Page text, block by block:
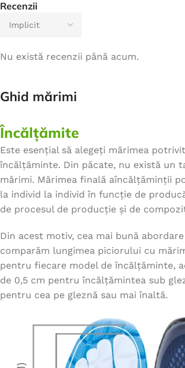
Recenzii
Nu există recenzii până acum.
Ghid mărimi
Încălțămite
Este esențial să alegeți mărimea
încălțăminte. Din păcate, nu există un
mărimi. Mărimea finală aîncălțăminții
la individ la individ în funcție de
de procesul de producție și de
Din acest motiv, cea mai bună
comparăm lungimea piciorului cu
pentru fiecare model de încălțăminte,
de 0,5 cm pentru încălțămintea sub
pentru cea pe gleznă sau mai înaltă.